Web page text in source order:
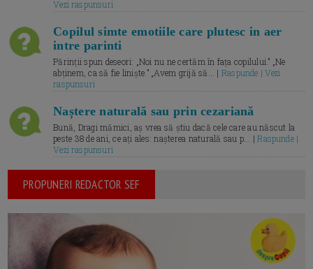
Vezi raspunsuri
Copilul simte emotiile care plutesc in aer
intre parinti
Părinții spun deseori: „Noi nu ne certăm în fața copilului.” „Ne
abținem, ca să fie liniște.” „Avem grijă să... | Raspunde | Vezi
raspunsuri
Naștere naturală sau prin cezariană
Bună, Dragi mămici, aș vrea să știu dacă cele care au născut la
peste 38 de ani, ce ați ales: nașterea naturală sau p... |Raspunde |
Vezi raspunsuri
PROPUNERI REDACTOR SEF